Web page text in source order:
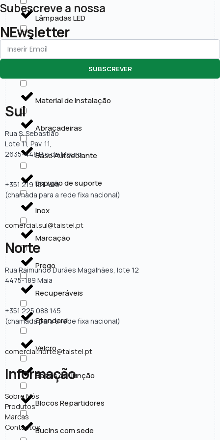
Lâmpadas LED
Painéis LED
Projectores LED
Material de Instalação
Abraçadeiras
Base Autocolante
Espigão de suporte
Inox
Marcação
Prego
Recuperáveis
Standard
Velcro
Barras de Junção
Blocos Repartidores
Bucins com sede
Subescreve a nossa
NEwsletter
SUBSCREVER
Sul
Rua S. Sebastião
Lote 11, Pav. 11,
2635-448 Rio de Mouro
+351 219 151 409
(chamada para a rede fixa nacional)
comercial.sul@taistel.pt
Norte
Rua Raimundo Durães Magalhães, lote 12
4475-189 Maia
+351 225 088 145
(chamada para a rede fixa nacional)
comercial.norte@taistel.pt
Informação
Sobre Nós
Produtos
Marcas
Contactos